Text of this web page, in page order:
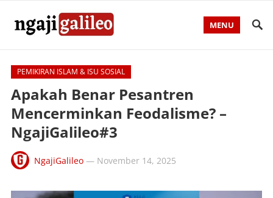
MENU
PEMIKIRAN ISLAM & ISU SOSIAL
Apakah Benar Pesantren
Mencerminkan Feodalisme? –
NgajiGalileo#3
NgajiGalileo— November 14, 2025